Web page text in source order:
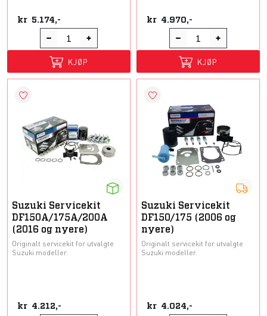
kr 5.174,-
KJØP
kr 4.970,-
KJØP
Suzuki Servicekit
DF150A/175A/200A
(2016 og nyere)
Originalt servicekit for utvalgte
Suzuki modeller.
kr 4.212,-
Suzuki Servicekit
DF150/175 (2006 og
nyere)
Originalt servicekit for utvalgte
Suzuki modeller.
kr 4.024,-